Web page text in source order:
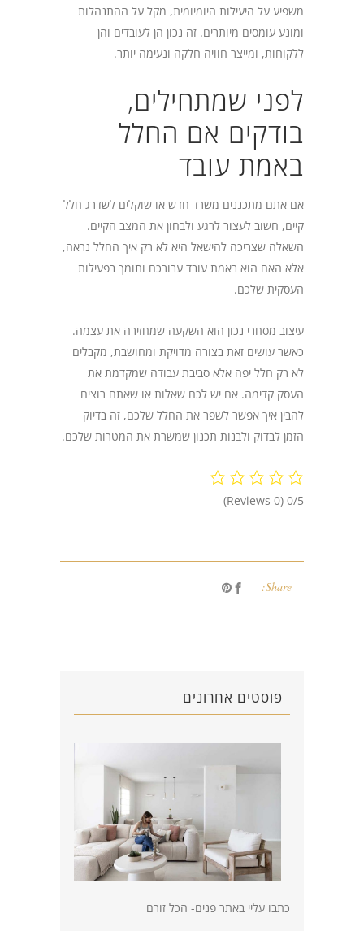
משפיע על היעילות היומיומית, מקל על ההתנהלות
ומונע עומסים מיותרים. זה נכון הן לעובדים והן
ללקוחות, ומייצר חוויה חלקה ונעימה יותר.
לפני שמתחילים,
בודקים אם החלל
באמת עובד
אם אתם מתכננים משרד חדש או שוקלים לשדרג חלל
קיים, חשוב לעצור לרגע ולבחון את המצב הקיים.
השאלה שצריכה להישאל היא לא רק איך החלל נראה,
אלא האם הוא באמת עובד עבורכם ותומך בפעילות
העסקית שלכם.
עיצוב מסחרי נכון הוא השקעה שמחזירה את עצמה.
כאשר עושים זאת בצורה מדויקת ומחושבת, מקבלים
לא רק חלל יפה אלא סביבת עבודה שמקדמת את
העסק קדימה. אם יש לכם שאלות או שאתם רוצים
להבין איך אפשר לשפר את החלל שלכם, זה בדיוק
הזמן לבדוק ולבנות תכנון שמשרת את המטרות שלכם.
0/5
(0 Reviews)
Share:
פוסטים אחרונים
כתבו עליי באתר פנים- הכל זורם